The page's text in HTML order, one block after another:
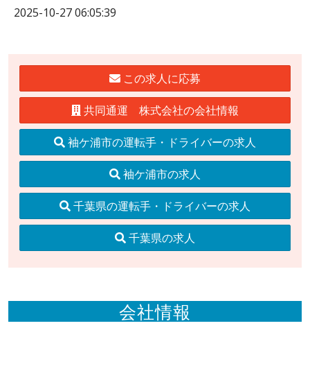
2025-10-27 06:05:39
この求人に応募
共同通運 株式会社の会社情報
袖ケ浦市の運転手・ドライバーの求人
袖ケ浦市の求人
千葉県の運転手・ドライバーの求人
千葉県の求人
会社情報